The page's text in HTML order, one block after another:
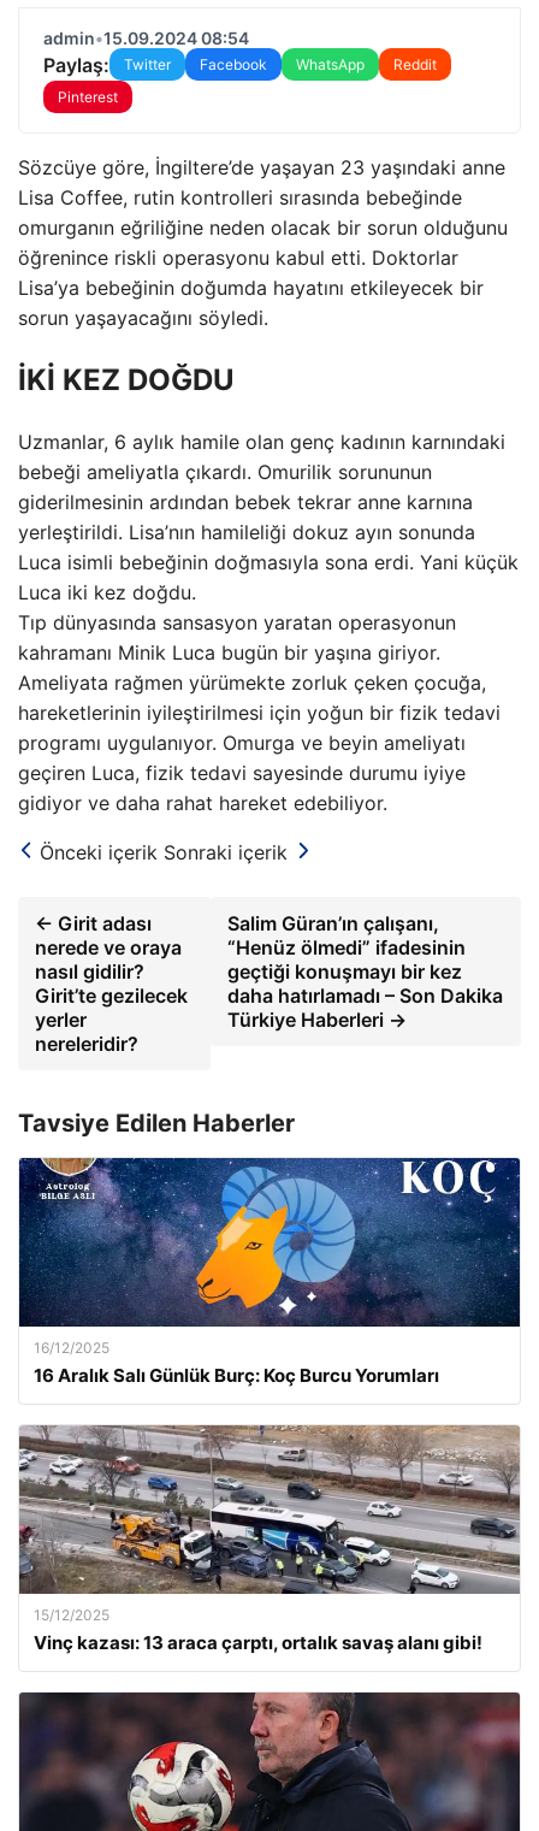
admin•15.09.2024 08:54
Paylaş: Twitter Facebook WhatsApp
Reddit
Pinterest
Sözcüye göre, İngiltere’de yaşayan 23 yaşındaki anne
Lisa Coffee, rutin kontrolleri sırasında bebeğinde
omurganın eğriliğine neden olacak bir sorun olduğunu
öğrenince riskli operasyonu kabul etti. Doktorlar
Lisa’ya bebeğinin doğumda hayatını etkileyecek bir
sorun yaşayacağını söyledi.
İKİ KEZ DOĞDU
Uzmanlar, 6 aylık hamile olan genç kadının karnındaki
bebeği ameliyatla çıkardı. Omurilik sorununun
giderilmesinin ardından bebek tekrar anne karnına
yerleştirildi. Lisa’nın hamileliği dokuz ayın sonunda
Luca isimli bebeğinin doğmasıyla sona erdi. Yani küçük
Luca iki kez doğdu.
Tıp dünyasında sansasyon yaratan operasyonun
kahramanı Minik Luca bugün bir yaşına giriyor.
Ameliyata rağmen yürümekte zorluk çeken çocuğa,
hareketlerinin iyileştirilmesi için yoğun bir fizik tedavi
programı uygulanıyor. Omurga ve beyin ameliyatı
geçiren Luca, fizik tedavi sayesinde durumu iyiye
gidiyor ve daha rahat hareket edebiliyor.
Önceki içerik Sonraki içerik
← Girit adası
nerede ve oraya
nasıl gidilir?
Girit’te gezilecek
yerler
nereleridir?
Salim Güran’ın çalışanı,
“Henüz ölmedi” ifadesinin
geçtiği konuşmayı bir kez
daha hatırlamadı – Son Dakika
Türkiye Haberleri →
Tavsiye Edilen Haberler
16/12/2025
16 Aralık Salı Günlük Burç: Koç Burcu Yorumları
15/12/2025
Vinç kazası: 13 araca çarptı, ortalık savaş alanı gibi!